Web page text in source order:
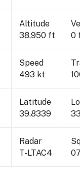
Altitude
38,950 ft
0
Speed
493 kt
Latitude
39.8339
Radar
T-LTAC4